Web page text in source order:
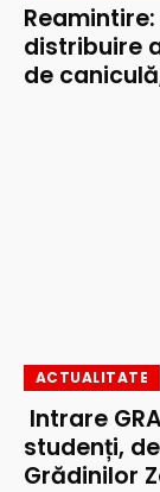
distribuire
de
ACTUALITATE
Intrare
studenți,
Grădinilor